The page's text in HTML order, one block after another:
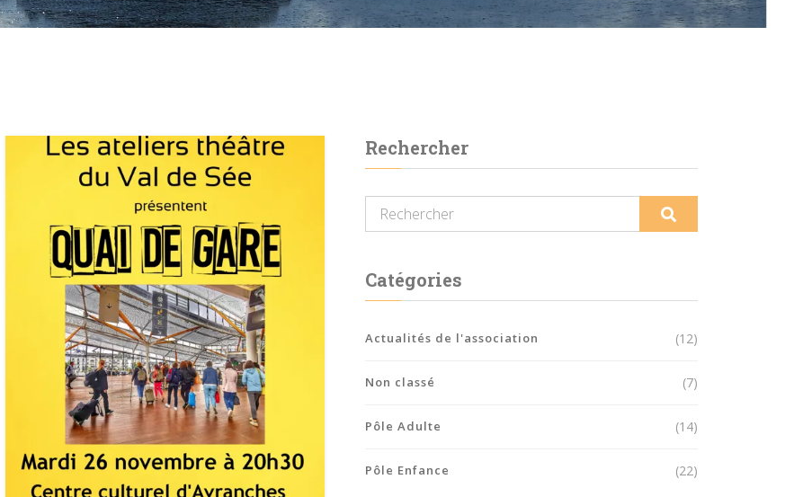
Rechercher
Catégories
Actualités de l'association (12)
Non classé (7)
Pôle Adulte (14)
Pôle Enfance (22)